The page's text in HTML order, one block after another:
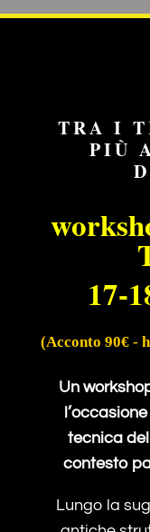
TRA I
PIÙ
17-
(Acconto 90€ -
Un
tecnica
contesto
Lungo la